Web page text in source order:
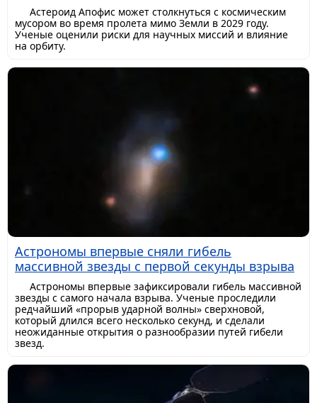
Астероид Апофис может столкнуться с космическим
мусором во время пролета мимо Земли в 2029 году.
Ученые оценили риски для научных миссий и влияние
на орбиту.
Астрономы впервые сняли гибель
массивной звезды с первой секунды взрыва
Астрономы впервые зафиксировали гибель массивной
звезды с самого начала взрыва. Ученые проследили
редчайший «прорыв ударной волны» сверхновой,
который длился всего несколько секунд, и сделали
неожиданные открытия о разнообразии путей гибели
звезд.